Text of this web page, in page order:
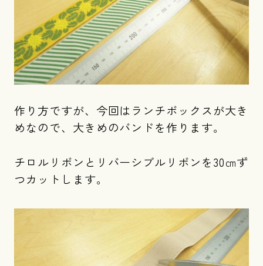
作り方ですが、今回はランチボックスが大き
めなので、大きめのバンドを作ります。
チロルリボンとリバーシブルリボンを30㎝ず
つカットします。